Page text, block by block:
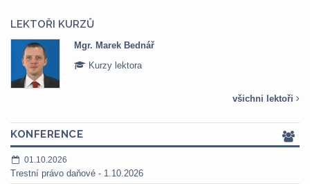
LEKTOŘI KURZŮ
Mgr. Marek Bednář
Kurzy lektora
všichni lektoři
KONFERENCE
01.10.2026
Trestní právo daňové - 1.10.2026